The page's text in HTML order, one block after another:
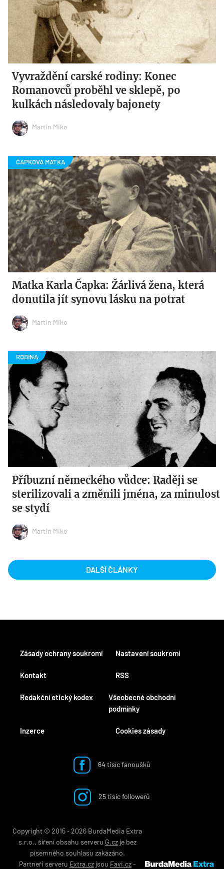
Vyvraždění carské rodiny: Konec
Romanovců proběhl ve sklepě, po
kulkách následovaly bajonety
Martin Miko
Matka Karla Čapka: Žárlivá žena, která
donutila jít synovu lásku na potrat
Martin Miko
Příbuzní německého vůdce: Raději se
sterilizovali a změnili jména, za minulost
se stydí
Martin Miko
DALŠÍ ČLÁNKY
Kontakt
Redakční etický kodex
Inzerce
RSS
Všeobecné obchodní
podmínky
Cookies zásady
Zásady ochrany soukromí Nastavení soukromí
64 tisíc fanoušků
25 tisíc followerů
Copyright © 2015 ‐ 2026 BurdaMedia Extra
s.r.o., šíření obsahu serveru G.czje bez
písemného souhlasu zakázáno.
Partneři serveru Extra.czjsou Favi.cz-